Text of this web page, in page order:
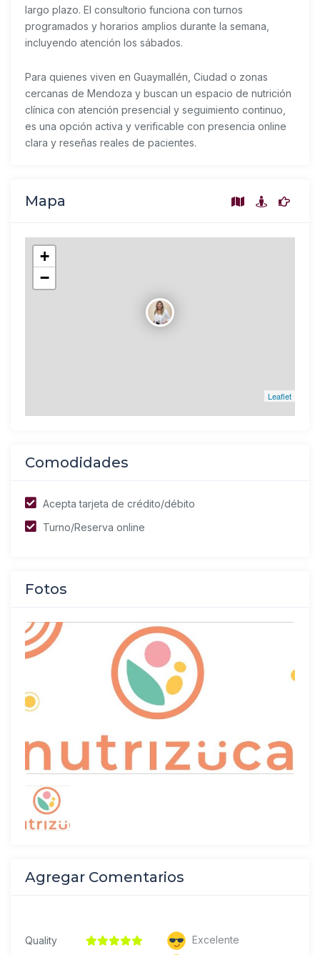
largo plazo. El consultorio funciona con turnos
programados y horarios amplios durante la semana,
incluyendo atención los sábados.
Para quienes viven en Guaymallén, Ciudad o zonas
cercanas de Mendoza y buscan un espacio de nutrición
clínica con atención presencial y seguimiento continuo,
es una opción activa y verificable con presencia online
clara y reseñas reales de pacientes.
Mapa
+
−
Leaflet
Comodidades
Acepta tarjeta de crédito/débito
Turno/Reserva online
Fotos
Agregar Comentarios
Quality
Excelente